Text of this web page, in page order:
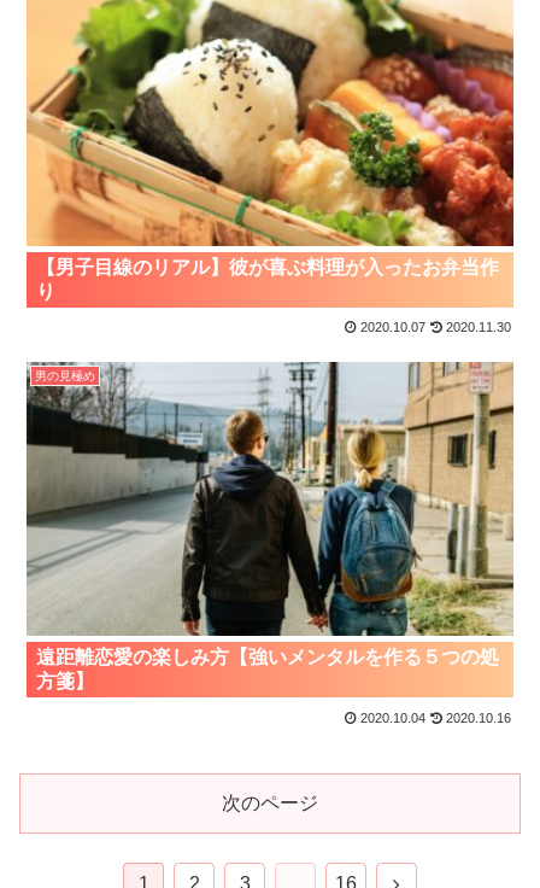
【男子目線のリアル】彼が喜ぶ料理が入ったお弁当作
り
2020.10.07 2020.11.30
男の見極め
遠距離恋愛の楽しみ方【強いメンタルを作る５つの処
方箋】
2020.10.04 2020.10.16
次のページ
1 2 3 16